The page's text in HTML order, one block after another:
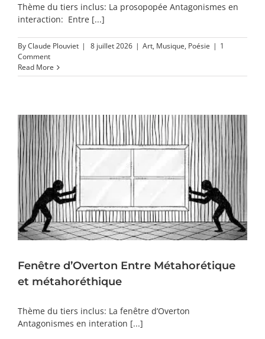
Thème du tiers inclus: La prosopopée Antagonismes en
interaction: Entre [...]
ByClaude Plouviet | 8 juillet 2026 | Art, Musique, Poésie | 1
Comment
Read More
Fenêtre d’Overton Entre Métahorétique
et métahoréthique
Thème du tiers inclus: La fenêtre d’Overton
Antagonismes en interation [...]